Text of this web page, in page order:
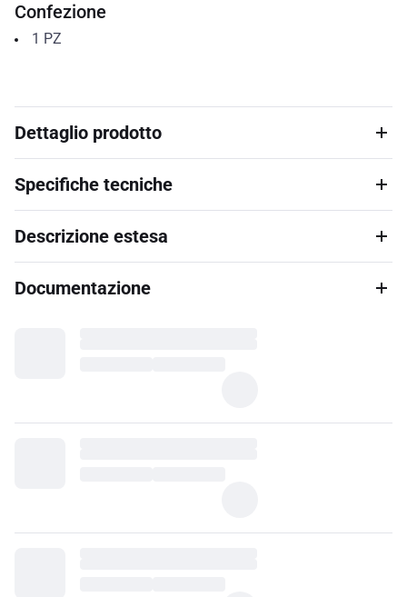
Confezione
1 PZ
Dettaglio prodotto
Specifiche tecniche
Descrizione estesa
Documentazione